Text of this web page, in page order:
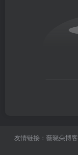
友情链接： 薇晓朵博客